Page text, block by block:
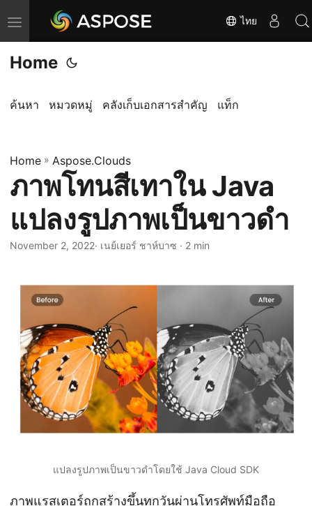
T
o
g
l
a
v
i
g
a
ไทย
Home
ค้นหา หมวดหมู่ คลังเก็บเอกสารสำคัญ แท็ก
Home » Aspose.Clouds
ภาพโทนสีเทาใน Java
แปลงรูปภาพเป็นขาวดำ
November 2, 2022· เนย์เยอร์ ชาห์บาซ · 2 min
แปลงรูปภาพเป็นขาวดำโดยใช้ Java Cloud SDK
ภาพแรสเตอร์ถูกสร้างขึ้นทุกวันผ่านโทรศัพท์มือถือ